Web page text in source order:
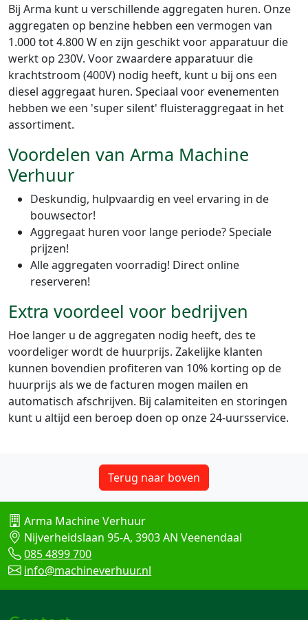
Bij Arma kunt u verschillende aggregaten huren. Onze
aggregaten op benzine hebben een vermogen van
1.000 tot 4.800 W en zijn geschikt voor apparatuur die
werkt op 230V. Voor zwaardere apparatuur die
krachtstroom (400V) nodig heeft, kunt u bij ons een
diesel aggregaat huren. Speciaal voor evenementen
hebben we een 'super silent' fluisteraggregaat in het
assortiment.
Voordelen van Arma Machine
Verhuur
Deskundig, hulpvaardig en veel ervaring in de
bouwsector!
Aggregaat huren voor lange periode? Speciale
prijzen!
Alle aggregaten voorradig! Direct online
reserveren!
Extra voordeel voor bedrijven
Hoe langer u de aggregaten nodig heeft, des te
voordeliger wordt de huurprijs. Zakelijke klanten
kunnen bovendien profiteren van 10% korting op de
huurprijs als we de facturen mogen mailen en
automatisch afschrijven. Bij calamiteiten en storingen
kunt u altijd een beroep doen op onze 24-uursservice.
Terug naar boven
Arma Machine Verhuur
Nijverheidslaan 95-A, 3903 AN Veenendaal
085 4899 700
info@machineverhuur.nl